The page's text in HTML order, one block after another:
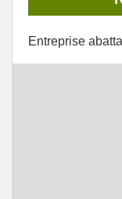
Entreprise